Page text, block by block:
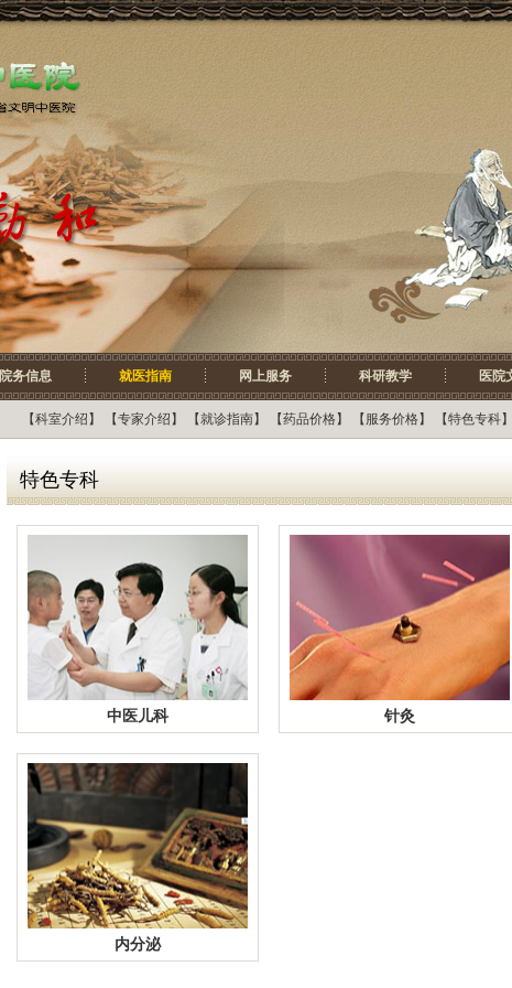
院务信息 就医指南 网上服务 科研教学 医院
【科室介绍 】 【专家介绍 】 【就诊指南】 【药品价格】 【 服务价格】 【特色专科
特色专科
中医儿科 针灸
内分泌